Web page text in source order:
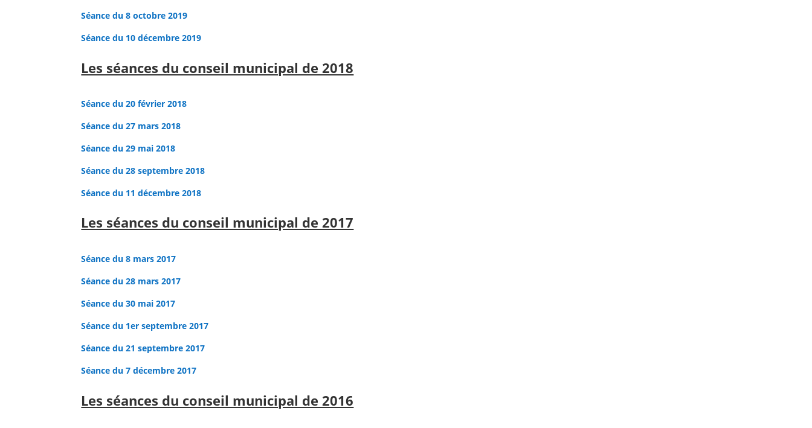
Séance du 8 octobre 2019
Séance du 10 décembre 2019
Les séances du conseil municipal de 2018
Séance du 20 février 2018
Séance du 27 mars 2018
Séance du 29 mai 2018
Séance du 28 septembre 2018
Séance du 11 décembre 2018
Les séances du conseil municipal de 2017
Séance du 8 mars 2017
Séance du 28 mars 2017
Séance du 30 mai 2017
Séance du 1er septembre 2017
Séance du 21 septembre 2017
Séance du 7 décembre 2017
Les séances du conseil municipal de 2016